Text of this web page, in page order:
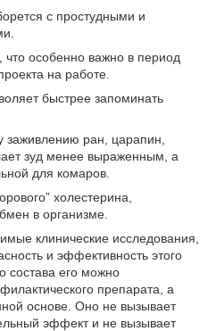
с простудными и
что особенно важно в период
на работе.
быстрее запоминать
заживлению ран, царапин,
зуд менее выраженным, а
для комаров.
холестерина,
в организме.
клинические исследования,
и эффективность этого
состава его можно
препарата, а
основе. Оно не вызывает
эффект и не вызывает